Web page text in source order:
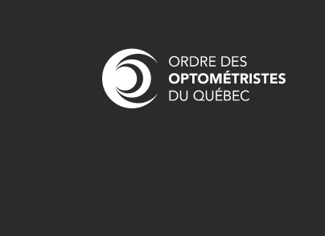
Navigation
principale